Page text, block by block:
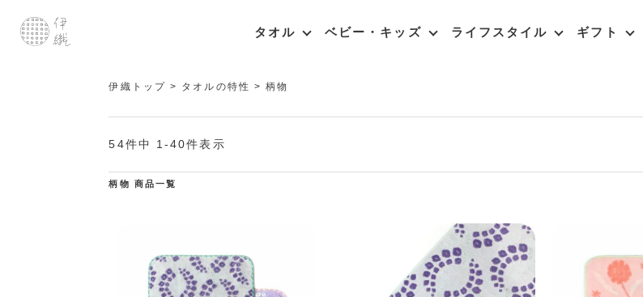
タオル ベビー・キッズ ライフスタイル ギフト
伊織トップ タオルの特性 柄物
54件中 1-40件表示
柄物 商品一覧